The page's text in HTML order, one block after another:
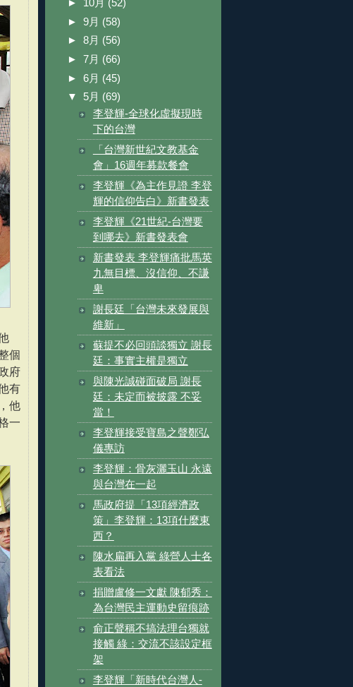
個
府
有
他
一
► 10月 (52)
► 9月 (58)
► 8月 (56)
► 7月 (66)
► 6月 (45)
▼ 5月 (69)
李登輝-全球化虛擬現時
下的台灣
「台灣新世紀文教基金
會」16週年募款餐會
李登輝《為主作見證 李登
輝的信仰告白》新書發表
李登輝《21世紀-台灣要
到哪去》新書發表會
新書發表 李登輝痛批馬英
九無目標、沒信仰、不謙
卑
謝長廷「台灣未來發展與
維新」
蘇提不必回頭談獨立 謝長
廷：事實主權是獨立
與陳光誠碰面破局 謝長
廷：未定而被披露 不妥
當！
李登輝接受寶島之聲鄭弘
儀專訪
李登輝：骨灰灑玉山 永遠
與台灣在一起
馬政府提「13項經濟政
策」李登輝：13項什麼東
西？
陳水扁再入黨 綠營人士各
表看法
捐贈盧修一文獻 陳郁秀：
為台灣民主運動史留痕跡
俞正聲稱不搞法理台獨就
接觸 綠：交流不該設定框
架
李登輝「新時代台灣人-